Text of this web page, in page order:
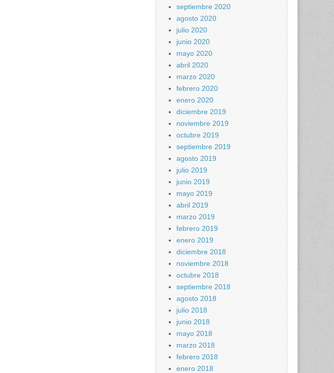
septiembre 2020
agosto 2020
julio 2020
junio 2020
mayo 2020
abril 2020
marzo 2020
febrero 2020
enero 2020
diciembre 2019
noviembre 2019
octubre 2019
septiembre 2019
agosto 2019
julio 2019
junio 2019
mayo 2019
abril 2019
marzo 2019
febrero 2019
enero 2019
diciembre 2018
noviembre 2018
octubre 2018
septiembre 2018
agosto 2018
julio 2018
junio 2018
mayo 2018
marzo 2018
febrero 2018
enero 2018